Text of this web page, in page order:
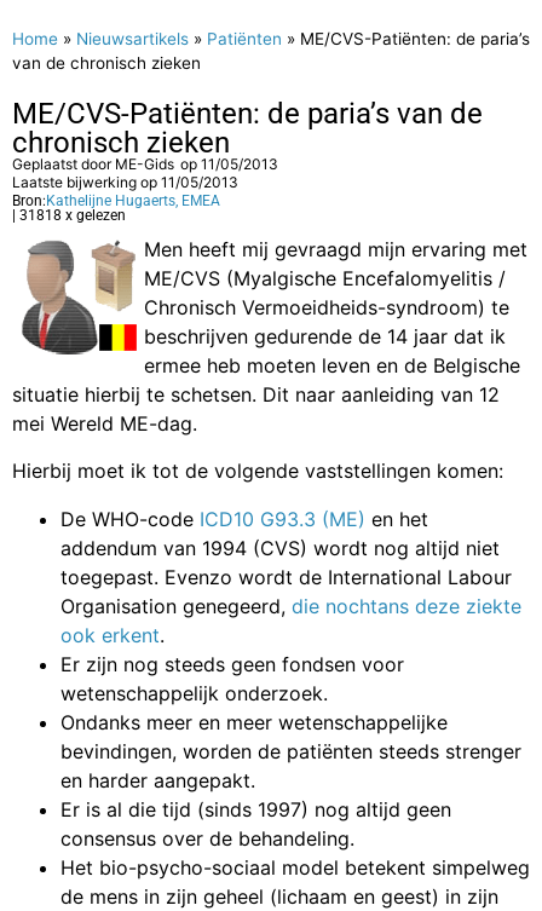
Home » Nieuwsartikels » Patiënten » ME/CVS-Patiënten: de paria’s
van de chronisch zieken
ME/CVS-Patiënten: de paria’s van de
chronisch zieken
Geplaatst door ME-Gids op 11/05/2013
Laatste bijwerking op 11/05/2013
Bron: Kathelijne Hugaerts, EMEA
| 31818 x gelezen
Men heeft mij gevraagd mijn ervaring met
ME/CVS (Myalgische Encefalomyelitis /
Chronisch Vermoeidheids-syndroom) te
beschrijven gedurende de 14 jaar dat ik
ermee heb moeten leven en de Belgische
situatie hierbij te schetsen. Dit naar aanleiding van 12
mei Wereld ME-dag.
Hierbij moet ik tot de volgende vaststellingen komen:
De WHO-code ICD10 G93.3 (ME) en het
addendum van 1994 (CVS) wordt nog altijd niet
toegepast. Evenzo wordt de International Labour
Organisation genegeerd, die nochtans deze ziekte
ook erkent.
Er zijn nog steeds geen fondsen voor
wetenschappelijk onderzoek.
Ondanks meer en meer wetenschappelijke
bevindingen, worden de patiënten steeds strenger
en harder aangepakt.
Er is al die tijd (sinds 1997) nog altijd geen
consensus over de behandeling.
Het bio-psycho-sociaal model betekent simpelweg
de mens in zijn geheel (lichaam en geest) in zijn